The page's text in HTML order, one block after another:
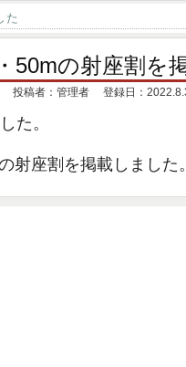
た
50mの射座割を
稿者：管理者 登録日：
た。
射座割を掲載しました。